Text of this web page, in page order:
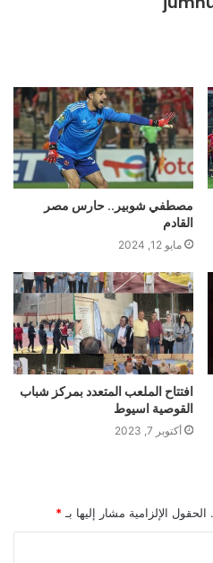
مصطفي شوبير.. حارس مصر
القادم
مايو 12, 2024
افتتاح الملعب المتعدد بمركز شباب
القوصية اسيوط
أكتوبر 7, 2023
الحقول الإلزامية مشار إليها بـ *